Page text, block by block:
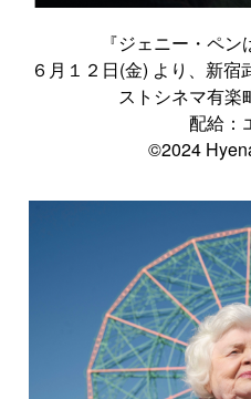
『ジェニー・ペン
６月１２日(金) より、新
ストシネマ有楽
配給：
©2024